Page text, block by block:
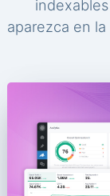
aparezca en